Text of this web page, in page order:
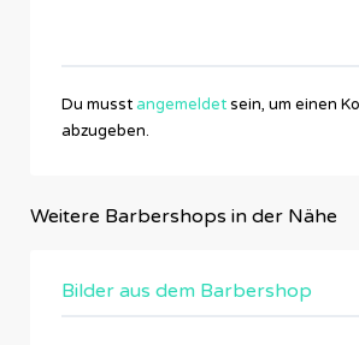
Du musst angemeldetsein, um einen
abzugeben.
Weitere Barbershops in der Nähe
Bilder aus dem Barbershop